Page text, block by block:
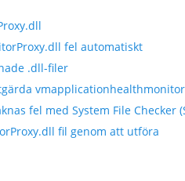
fel automatiskt
.dll-filer
fel med System File Checker
fil genom att utföra